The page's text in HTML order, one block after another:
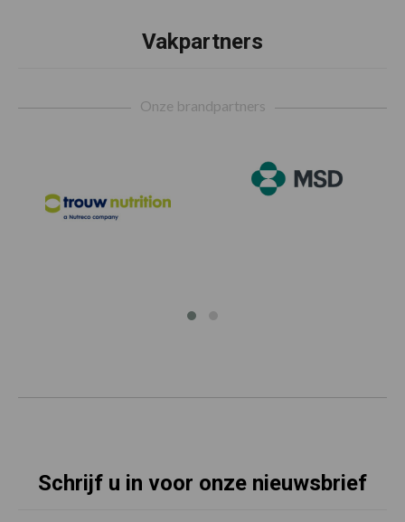
Vakpartners
Onze brandpartners
Schrijf u in voor onze nieuwsbrief